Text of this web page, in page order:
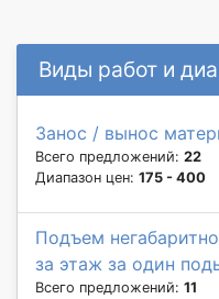
Виды работ и
Занос / вынос
Всего предложений: 22
Диапазон цен: 175 - 400
Подъем
за этаж за один
Всего предложений: 11